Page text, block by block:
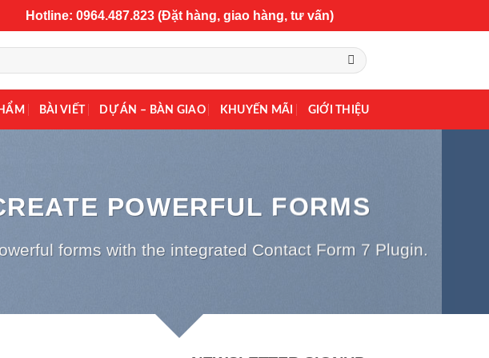
Hotline: 0964.487.823 (Đặt hàng, giao hàng, tư vấn)
BÀI VIẾT DỰ ÁN – BÀN GIAO KHUYẾN MÃI GIỚI THIỆU
POWERFUL FORMS
forms with the integrated Contact Form 7 Plugin.